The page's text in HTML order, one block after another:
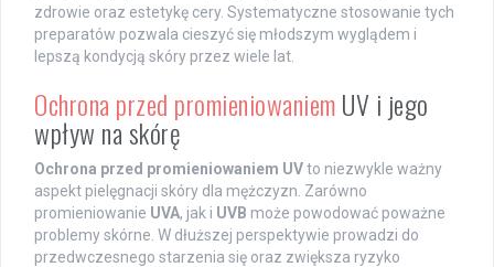
zdrowie oraz estetykę cery. Systematyczne stosowanie tych
preparatów pozwala cieszyć się młodszym wyglądem i
lepszą kondycją skóry przez wiele lat.
Ochrona przed promieniowaniemUV i jego
wpływ na skórę
Ochrona przed promieniowaniem UVto niezwykle ważny
aspekt pielęgnacji skóry dla mężczyzn. Zarówno
promieniowanie UVA, jak i UVB może powodować poważne
problemy skórne. W dłuższej perspektywie prowadzi do
przedwczesnego starzenia się oraz zwiększa ryzyko